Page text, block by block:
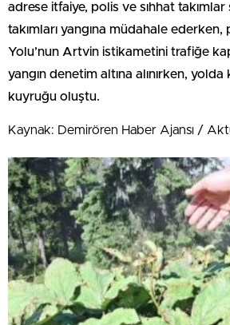
adrese itfaiye, polis ve sıhhat
takımları yangına müdahale ederken,
Yolu’nun Artvin istikametini trafiğe
yangın denetim altına alınırken,
kuyruğu oluştu.
Kaynak: Demirören Haber Ajansı /